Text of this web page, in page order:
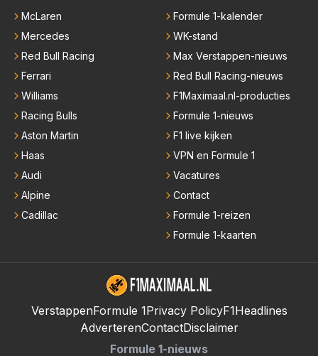
McLaren
Mercedes
Red Bull Racing
Ferrari
Williams
Racing Bulls
Aston Martin
Haas
Audi
Alpine
Cadillac
Formule 1-kalender
WK-stand
Max Verstappen-nieuws
Red Bull Racing-nieuws
F1Maximaal.nl-producties
Formule 1-nieuws
F1 live kijken
VPN en Formule 1
Vacatures
Contact
Formule 1-reizen
Formule 1-kaarten
VerstappenFormule 1Privacy PolicyF1Headlines
AdverterenContactDisclaimer
Formule 1-nieuws